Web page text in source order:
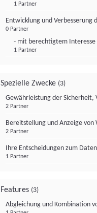
1 Partner
Entwicklung und Verbesserung
0 Partner
- mit berechtigtem Interesse
1 Partner
Spezielle Zwecke (3)
Gewährleistung der Sicherheit,
2 Partner
Bereitstellung und Anzeige von
2 Partner
Ihre Entscheidungen zum
1 Partner
Features (3)
Abgleichung und Kombination